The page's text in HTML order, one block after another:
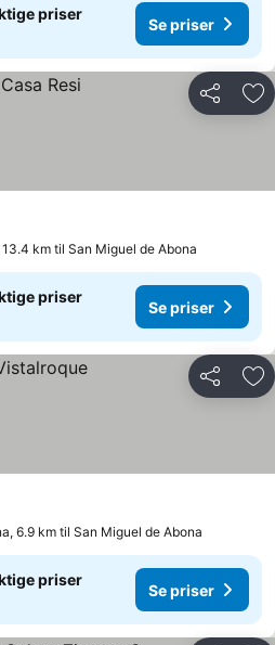
priser
Se priser
Del
km til San Miguel de Abona
priser
Se priser
Del
6.9 km til San Miguel de Abona
priser
Se priser